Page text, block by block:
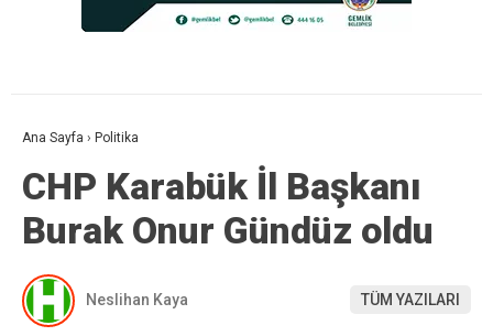
Ana Sayfa › Politika
CHP Karabük İl Başkanı
Burak Onur Gündüz oldu
Neslihan Kaya TÜM YAZILARI